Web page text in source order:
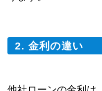
2. 金利の違い